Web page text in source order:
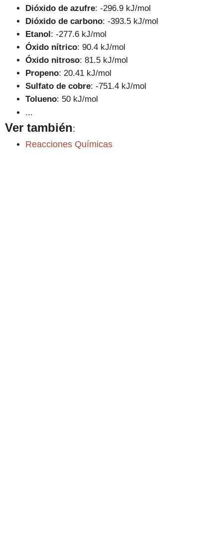
Dióxido de azufre: -296.9 kJ/mol
Dióxido de carbono: -393.5 kJ/mol
Etanol: -277.6 kJ/mol
Óxido nítrico: 90.4 kJ/mol
Óxido nitroso: 81.5 kJ/mol
Propeno: 20.41 kJ/mol
Sulfato de cobre: -751.4 kJ/mol
Tolueno: 50 kJ/mol
...
Ver también:
Reacciones Químicas